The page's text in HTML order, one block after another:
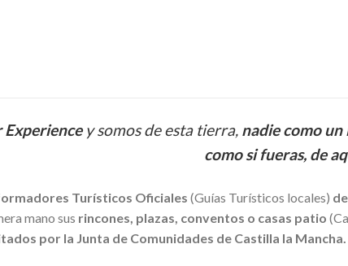
Experiencey somos de esta tierra, nadie como
como si fueras, de
Turísticos Oficiales (Guías Turísticos locales)
mano sus rincones, plazas, conventos o casas patio
por la Junta de Comunidades de Castilla la Mancha.